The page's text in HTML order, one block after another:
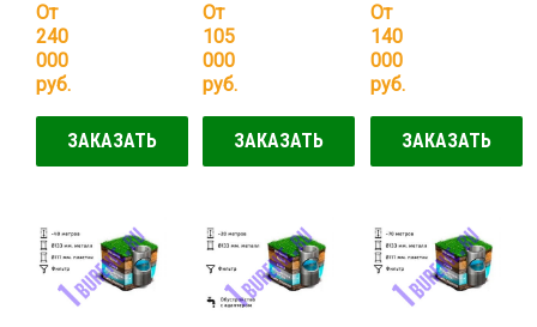
От
240
000
руб.
ЗАКАЗАТЬ
От
105
000
руб.
ЗАКАЗАТЬ
От
140
000
руб.
ЗАКАЗАТЬ